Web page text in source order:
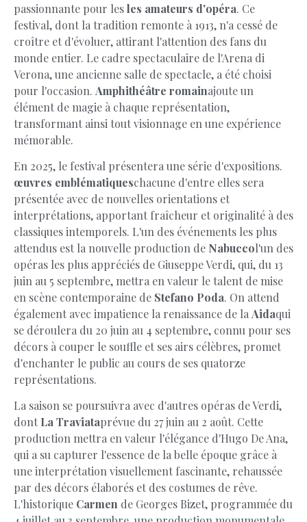
passionnante pour lesles amateurs d'opéra. Ce
festival, dont la tradition remonte à 1913, n'a cessé de
croître et d'évoluer, attirant l'attention des fans du
monde entier. Le cadre spectaculaire de l'Arena di
Verona, une ancienne salle de spectacle, a été choisi
pour l'occasion. Amphithéâtre romainajoute un
élément de magie à chaque représentation,
transformant ainsi tout visionnage en une expérience
mémorable.
En 2025, le festival présentera une série d'expositions.
œuvres emblématiqueschacune d'entre elles sera
présentée avec de nouvelles orientations et
interprétations, apportant fraîcheur et originalité à des
classiques intemporels. L'un des événements les plus
attendus est la nouvelle production de Nabuccol'un des
opéras les plus appréciés de Giuseppe Verdi, qui, du 13
juin au 5 septembre, mettra en valeur le talent de mise
en scène contemporaine de Stefano Poda. On attend
également avec impatience la renaissance de la Aidaqui
se déroulera du 20 juin au 4 septembre, connu pour ses
décors à couper le souffle et ses airs célèbres, promet
d'enchanter le public au cours de ses quatorze
représentations.
La saison se poursuivra avec d'autres opéras de Verdi,
dont La Traviataprévue du 27 juin au 2 août. Cette
production mettra en valeur l'élégance d'Hugo De Ana,
qui a su capturer l'essence de la belle époque grâce à
une interprétation visuellement fascinante, rehaussée
par des décors élaborés et des costumes de rêve.
L'historique Carmen de Georges Bizet, programmée du